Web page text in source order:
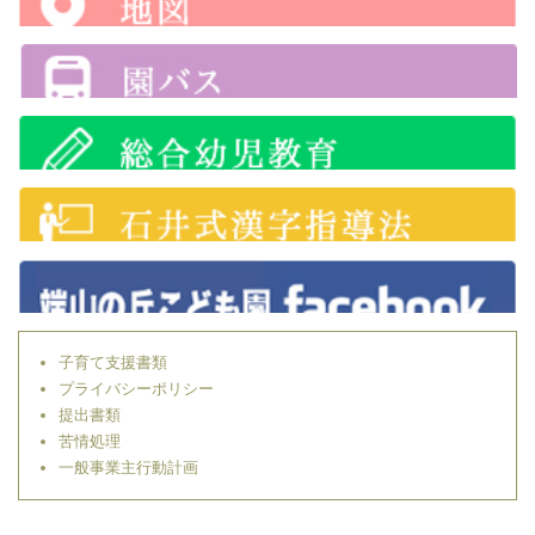
子育て支援書類
プライバシーポリシー
提出書類
苦情処理
一般事業主行動計画